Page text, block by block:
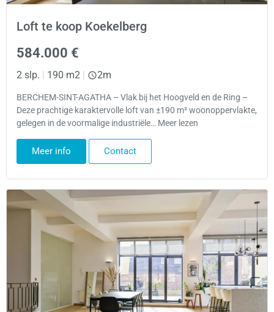
Loft te koop Koekelberg
584.000 €
2 slp. | 190 m2 | 2m
BERCHEM-SINT-AGATHA – Vlak bij het Hoogveld en de Ring –
Deze prachtige karaktervolle loft van ±190 m² woonoppervlakte,
gelegen in de voormalige industriële… Meer lezen
Meer info Contact